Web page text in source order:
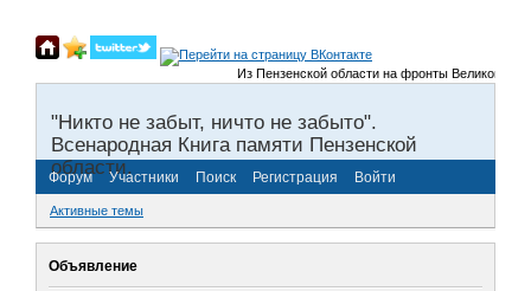
Из Пензенской области на фронты Великой
"Никто не забыт, ничто не забыто".
Всенародная Книга памяти Пензенской
области.
Форум Участники Поиск Регистрация Войти
Активные темы
Объявление